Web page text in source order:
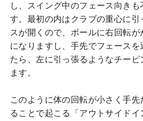
し、スイング中のフェース向きも
す。最初の内はクラブの重心に引
スが開くので、ボールに右回転が
になりますし、手先でフェースを
たら、左に引っ張るようなチー
ます。
このように体の回転が小さく手
ることで起こる「アウトサイドイ